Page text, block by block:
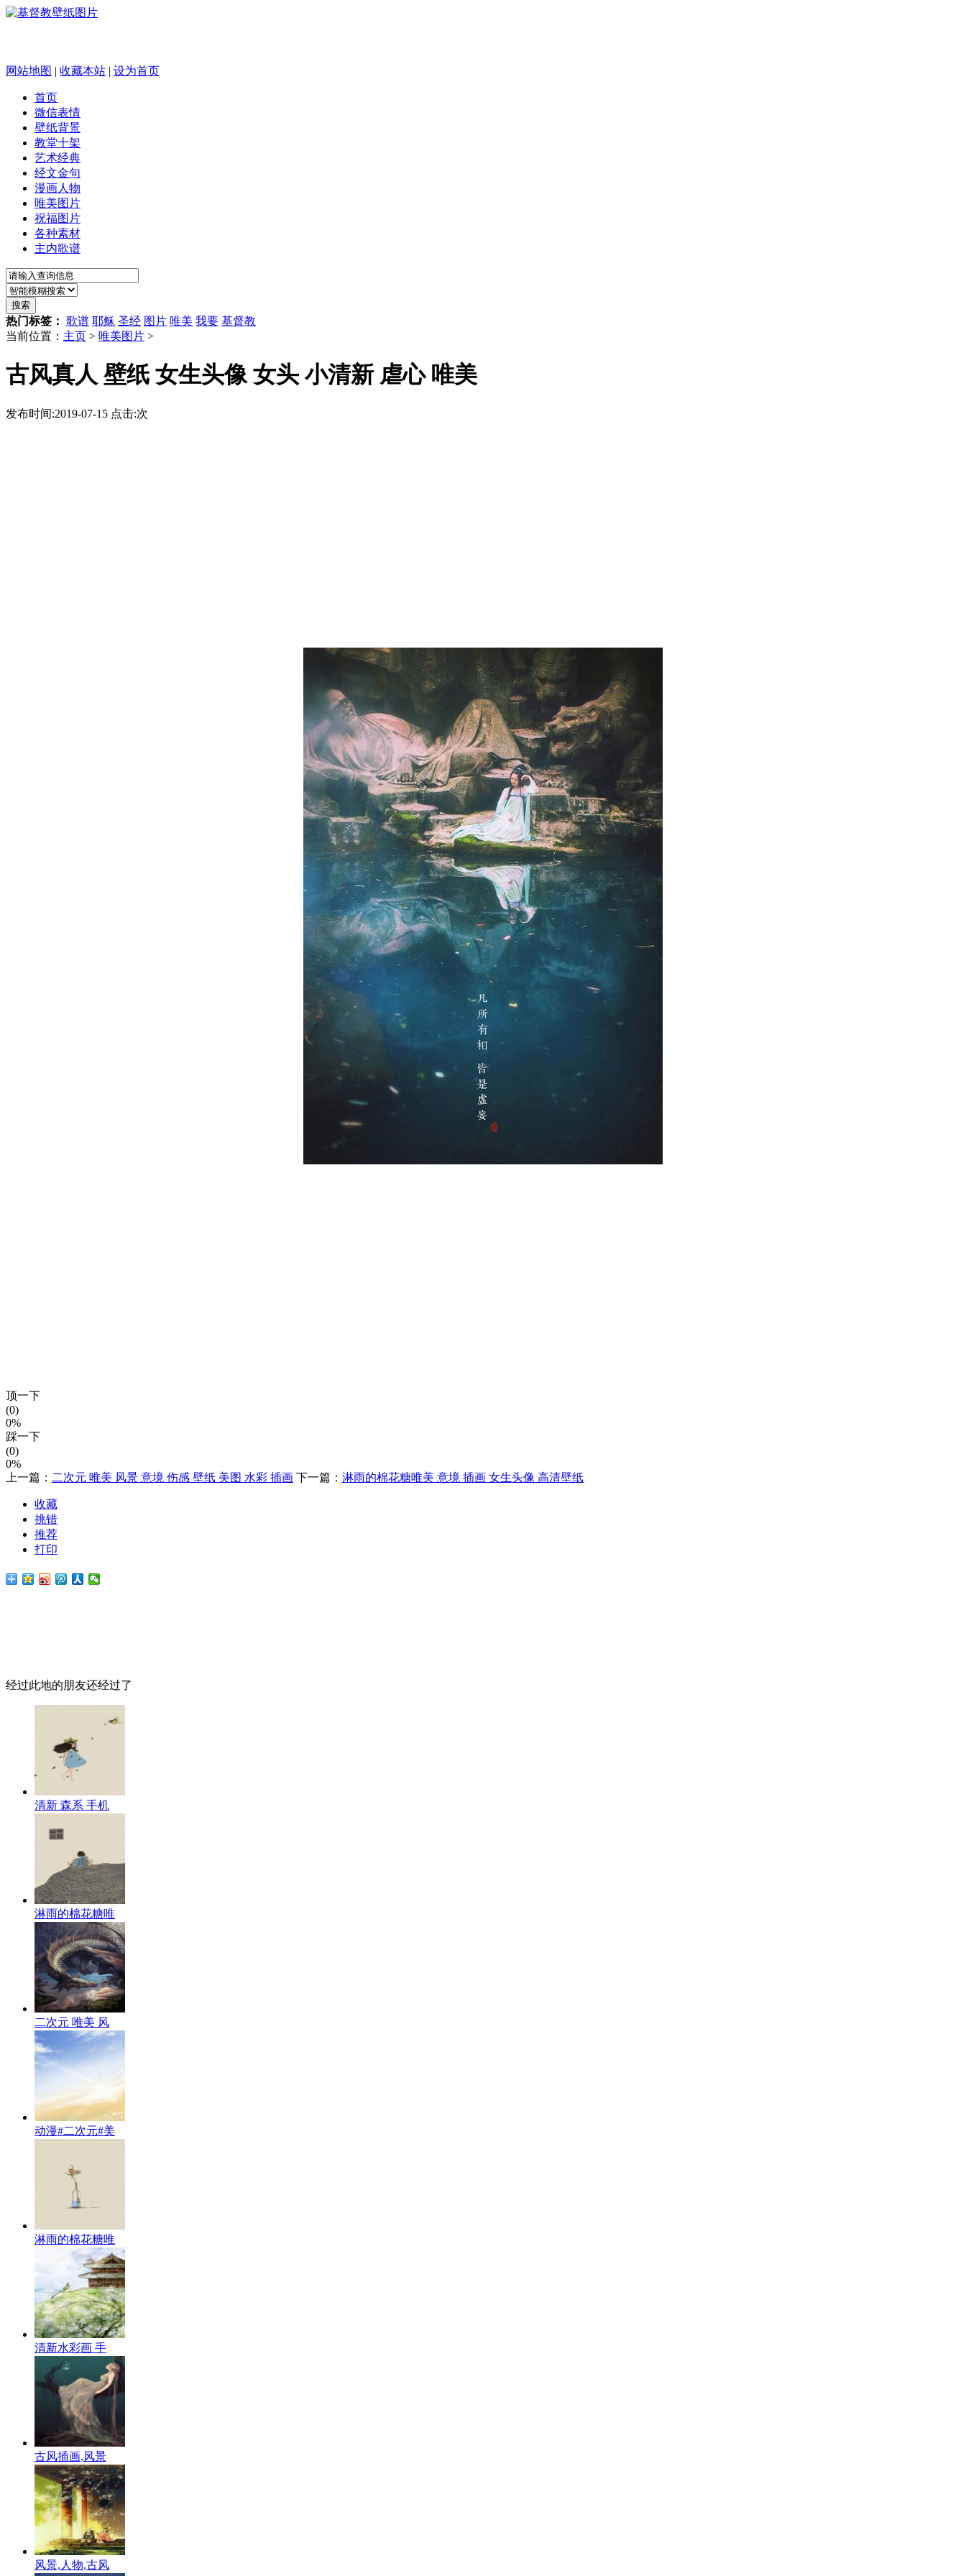
网站地图 | 收藏本站 | 设为首页
首页
微信表情
壁纸背景
教堂十架
艺术经典
经文金句
漫画人物
唯美图片
祝福图片
各种素材
主内歌谱
搜索
热门标签： 歌谱 耶稣 圣经 图片 唯美 我要 基督教
当前位置： 主页 > 唯美图片 >
古风真人 壁纸 女生头像 女头 小清新 虐心 唯美
发布时间:2019-07-15 点击:次
顶一下
(0)
0%
踩一下
(0)
0%
上一篇： 二次元 唯美 风景 意境 伤感 壁纸 美图 水彩 插画 下一篇： 淋雨的棉花糖唯美 意境 插画 女生头像 高清壁纸
收藏
挑错
推荐
打印
经过此地的朋友还经过了
清新 森系 手机
淋雨的棉花糖唯
二次元 唯美 风
动漫#二次元#美
淋雨的棉花糖唯
清新水彩画 手
古风插画,风景
风景,人物,古风